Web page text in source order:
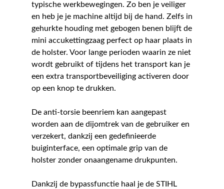
typische werkbewegingen. Zo ben je veiliger
en heb je je machine altijd bij de hand. Zelfs in
gehurkte houding met gebogen benen blijft de
mini accukettingzaag perfect op haar plaats in
de holster. Voor lange perioden waarin ze niet
wordt gebruikt of tijdens het transport kan je
een extra transportbeveiliging activeren door
op een knop te drukken.
De anti-torsie beenriem kan aangepast
worden aan de dijomtrek van de gebruiker en
verzekert, dankzij een gedefinieerde
buiginterface, een optimale grip van de
holster zonder onaangename drukpunten.
Dankzij de bypassfunctie haal je de STIHL